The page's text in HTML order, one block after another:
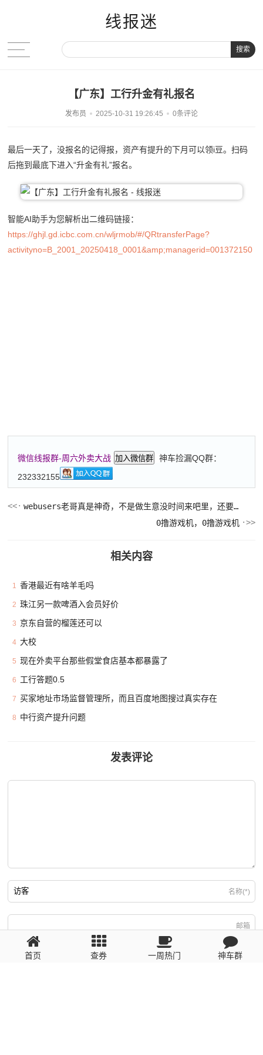
线报迷
搜索
【广东】工行升金有礼报名
发布员 2025-10-31 19:26:45 0条评论
最后一天了，没报名的记得报，资产有提升的下月可以领i豆。扫码
后拖到最底下进入“升金有礼”报名。
智能AI助手为您解析出二维码链接：
https://ghjl.gd.icbc.com.cn/wljrmob/#/QRtransferPage?
activityno=B_2001_20250418_0001&amp;managerid=001372150
微信线报群-周六外卖大战 加入微信群
神车捡漏QQ群：
232332155
webusers老哥真是神奇，不是做生意没时间来吧里，还要买奔驰E
0撸游戏机，0撸游戏机
相关内容
1 香港最近有啥羊毛吗
2 珠江另一款啤酒入会员好价
3 京东自营的榴莲还可以
4 大校
5 现在外卖平台那些假堂食店基本都暴露了
6 工行答题0.5
7 买家地址市场监督管理所，而且百度地图搜过真实存在
8 中行资产提升问题
发表评论
名称(*)
邮箱
回复需填写必要信息
首页 查券 一周热门 神车群